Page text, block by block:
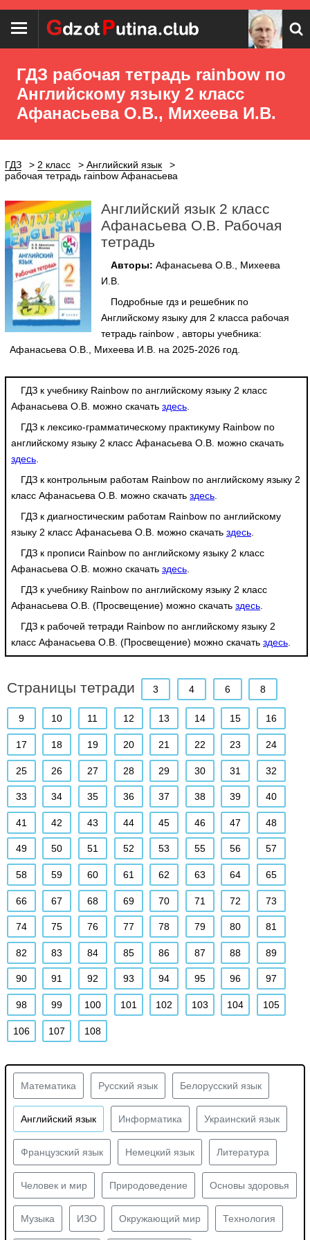
ГДЗ рабочая тетрадь rainbow по
Английскому языку 2 класс
Афанасьева О.В., Михеева И.В.
ГДЗ 2 класс
Английский язык
рабочая тетрадь rainbow Афанасьева
Английский язык 2 класс
Афанасьева О.В. Рабочая
тетрадь
Авторы: Афанасьева О.В., Михеева
И.В.
Подробные гдз и решебник по
Английскому языку для 2 класса рабочая
тетрадь rainbow , авторы учебника:
Афанасьева О.В., Михеева И.В. на 2025-2026 год.
ГДЗ к учебнику Rainbow по английскому языку 2 класс
Афанасьева О.В. можно скачать здесь
ГДЗ к лексико-грамматическому практикуму Rainbow по
английскому языку 2 класс Афанасьева О.В. можно скачать
здесь
ГДЗ к контрольным работам Rainbow по английскому языку 2
класс Афанасьева О.В. можно скачать здесь
ГДЗ к диагностическим работам Rainbow по английскому
языку 2 класс Афанасьева О.В. можно скачать здесь
ГДЗ к прописи Rainbow по английскому языку 2 класс
Афанасьева О.В. можно скачать здесь
ГДЗ к учебнику Rainbow по английскому языку 2 класс
Афанасьева О.В. (Просвещение) можно скачать здесь
ГДЗ к рабочей тетради Rainbow по английскому языку 2
класс Афанасьева О.В. (Просвещение) можно скачать здесь
Страницы тетради 3 4 6 8
9 10 11 12 13 14 15 16
17 18 19 20 21 22 23 24
25 26 27 28 29 30 31 32
33 34 35 36 37 38 39 40
41 42 43 44 45 46 47 48
49 50 51 52 53 55 56 57
58 59 60 61 62 63 64 65
66 67 68 69 70 71 72 73
74 75 76 77 78 79 80 81
82 83 84 85 86 87 88 89
90 91 92 93 94 95 96 97
98 99 100 101 102 103 104 105
106 107 108
Математика Русский язык Белорусский язык
Английский язык Информатика Украинский язык
Французский язык Немецкий язык Литература
Человек и мир Природоведение Основы здоровья
Музыка ИЗО Окружающий мир Технология